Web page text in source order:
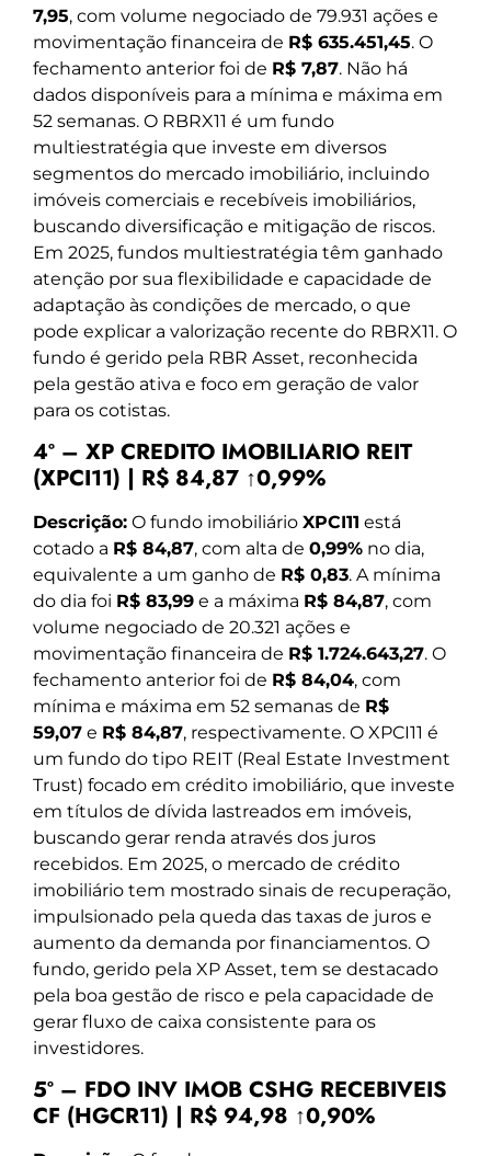
7,95, com volume negociado de 79.931 ações e
movimentação financeira de R$ 635.451,45. O
fechamento anterior foi de R$ 7,87. Não há
dados disponíveis para a mínima e máxima em
52 semanas. O RBRX11 é um fundo
multiestratégia que investe em diversos
segmentos do mercado imobiliário, incluindo
imóveis comerciais e recebíveis imobiliários,
buscando diversificação e mitigação de riscos.
Em 2025, fundos multiestratégia têm ganhado
atenção por sua flexibilidade e capacidade de
adaptação às condições de mercado, o que
pode explicar a valorização recente do RBRX11. O
fundo é gerido pela RBR Asset, reconhecida
pela gestão ativa e foco em geração de valor
para os cotistas.
4º – XP CREDITO IMOBILIARIO REIT
(XPCI11) | R$ 84,87 ↑0,99%
Descrição: O fundo imobiliário XPCI11 está
cotado a R$ 84,87, com alta de 0,99% no dia,
equivalente a um ganho de R$ 0,83. A mínima
do dia foi R$ 83,99 e a máxima R$ 84,87, com
volume negociado de 20.321 ações e
movimentação financeira de R$ 1.724.643,27. O
fechamento anterior foi de R$ 84,04, com
mínima e máxima em 52 semanas de R$
59,07 e R$ 84,87, respectivamente. O XPCI11 é
um fundo do tipo REIT (Real Estate Investment
Trust) focado em crédito imobiliário, que investe
em títulos de dívida lastreados em imóveis,
buscando gerar renda através dos juros
recebidos. Em 2025, o mercado de crédito
imobiliário tem mostrado sinais de recuperação,
impulsionado pela queda das taxas de juros e
aumento da demanda por financiamentos. O
fundo, gerido pela XP Asset, tem se destacado
pela boa gestão de risco e pela capacidade de
gerar fluxo de caixa consistente para os
investidores.
5º – FDO INV IMOB CSHG RECEBIVEIS
CF (HGCR11) | R$ 94,98 ↑0,90%